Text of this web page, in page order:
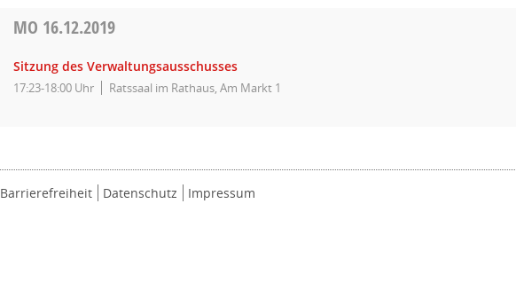
MO 16.12.2019
Sitzung des Verwaltungsausschusses
17:23-18:00 Uhr Ratssaal im Rathaus, Am Markt 1
Barrierefreiheit Datenschutz Impressum